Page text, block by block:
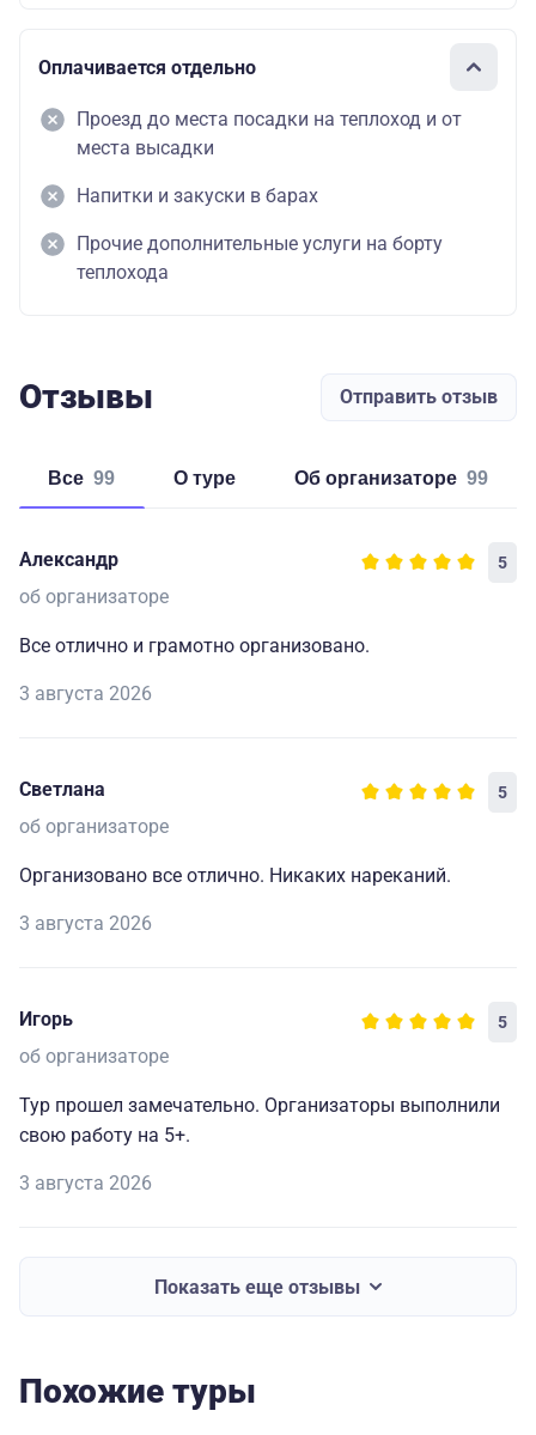
Оплачивается отдельно
Проезд до места посадки на теплоход и от
места высадки
Напитки и закуски в барах
Прочие дополнительные услуги на борту
теплохода
Отзывы Отправить отзыв
Все 99 о туре об организаторе 99
Александр 5
об организаторе
Все отлично и грамотно организовано.
3 августа 2026
Светлана 5
об организаторе
Организовано все отлично. Никаких нареканий.
3 августа 2026
Игорь 5
об организаторе
Тур прошел замечательно. Организаторы выполнили
свою работу на 5+.
3 августа 2026
Показать еще отзывы
Похожие туры